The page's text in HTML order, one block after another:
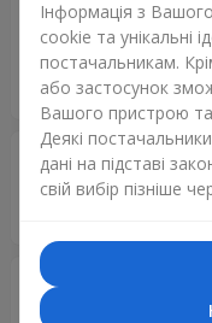
Ірина 10.01.2026
5
Все было
. ???рекомендую
Aleksey 26.10.2025
5
Артур
Інформація з
cookie та унікальні
постачальникам.
або застосунок
Вашого пристрою
Деякі
дані на підставі
свій вибір пізніше